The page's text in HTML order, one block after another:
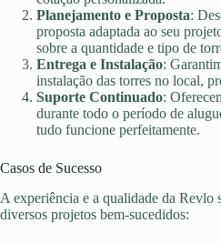
Planejamento e Proposta:
proposta adaptada ao seu
sobre a quantidade e tipo de
Entrega e Instalação:
instalação das torres no local,
Suporte Continuado:
durante todo o período de
tudo funcione perfeitamente.
Casos de Sucesso
A experiência e a qualidade da Revlo
diversos projetos bem-sucedidos: